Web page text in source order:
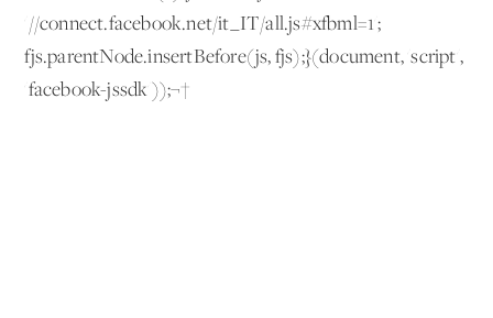
'//connect.facebook.net/it_IT/all.js#xfbml=1';
fjs.parentNode.insertBefore(js, fjs);}(document, 'script',
'facebook-jssdk'));¬†